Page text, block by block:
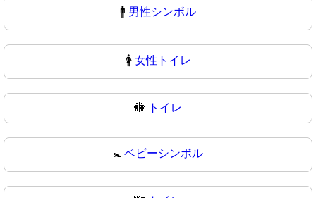
🚹 男性シンボル
🚺 女性トイレ
🚻 トイレ
🚼 ベビーシンボル